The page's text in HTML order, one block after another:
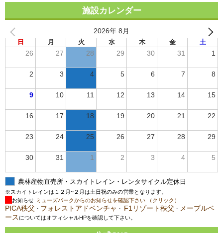
施設カレンダー
2026年 8月
日 月 火 水 木 金 土
26 27 28 29 30 31 1
2 3 4 5 6 7 8
9 10 11 12 13 14 15
16 17 18 19 20 21 22
23 24 25 26 27 28 29
30 31 1 2 3 4 5
農林産物直売所・スカイトレイン・レンタサイクル定休日
※スカイトレインは１２月~２月は土日祝のみの営業となります。
お知らせ ミューズパークからのお知らせを確認下さい （クリック）
PICA秩父 ・ フォレストアドベンチャ ・ F1リゾート秩父 ・ メープルベ
ース についてはオフィシャルHPを確認して下さい。